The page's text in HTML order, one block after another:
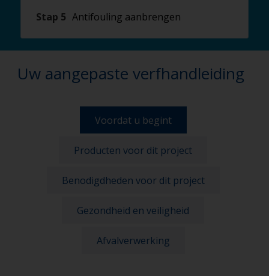
Stap 5 Antifouling aanbrengen
Uw aangepaste verfhandleiding
Voordat u begint
Producten voor dit project
Benodigdheden voor dit project
Gezondheid en veiligheid
Afvalverwerking